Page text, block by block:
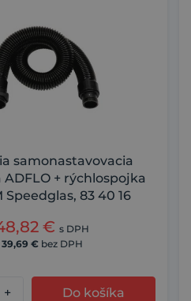
samonastavovacia
ADFLO + rýchlospojka
Speedglas, 83 40 16
€ s DPH
39,69 € bez DPH
+ Do košíka